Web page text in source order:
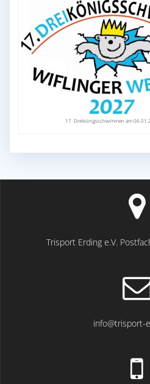
17. Dreikönigsschwimmen am
Trisport Erding e.V.
info@trisport-